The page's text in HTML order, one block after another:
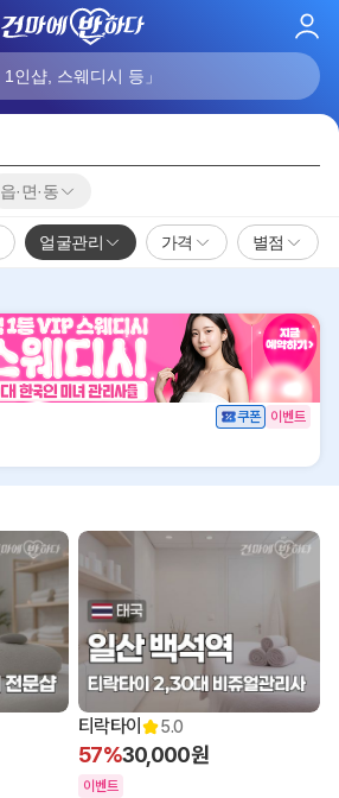
로
읍·면·동
얼굴관리 가격 별점
쿠폰 이벤트
티락타이 5.0
57%30,000원
이벤트